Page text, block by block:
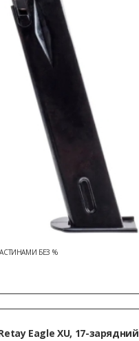
БЕЗ %
Eagle XU, 17-зарядний